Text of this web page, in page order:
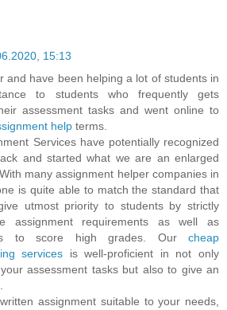
15:13
and have been helping a lot of students in
to students who frequently gets
assessment tasks and went online to
help terms.
Services have potentially recognized
and started what we are an enlarged
many assignment helper companies in
is quite able to match the standard that
utmost priority to students by strictly
assignment requirements as well as
to score high grades. Our cheap
services is well-proficient in not only
assessment tasks but also to give an
assignment suitable to your needs,